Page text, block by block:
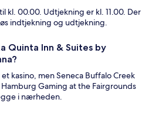
kl. 00.00. Udtjekning er kl. 11.00. Der
indtjekning og udtjekning.
Quinta Inn & Suites by
kasino, men Seneca Buffalo Creek
Hamburg Gaming at the Fairgrounds
i nærheden.